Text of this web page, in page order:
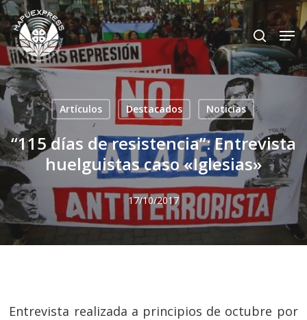
Skip
to
main
content
search
Artículos Destacados Noticias
“115 días de resistencia”: Entrevista
huelguistas caso «Iglesias»
17/10/2017
Entrevista realizada a principios de octubre por
Close
Menu